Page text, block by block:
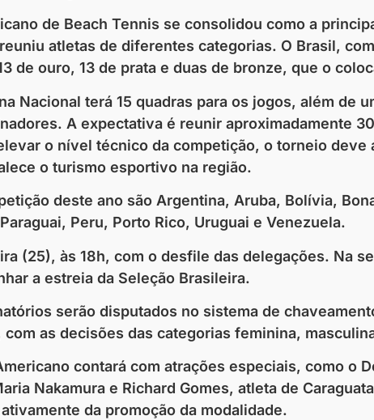
de Beach Tennis se consolidou como a
atletas de diferentes categorias. O Brasil,
de ouro, 13 de prata e duas de bronze, que o
Nacional terá 15 quadras para os jogos, além de
A expectativa é reunir aproximadamente
o nível técnico da competição, o torneio
o turismo esportivo na região.
deste ano são Argentina, Aruba, Bolívia,
Peru, Porto Rico, Uruguai e Venezuela.
(25), às 18h, com o desfile das delegações. Na
a estreia da Seleção Brasileira.
serão disputados no sistema de
as decisões das categorias feminina,
contará com atrações especiais, como o
Nakamura e Richard Gomes, atleta de
da promoção da modalidade.